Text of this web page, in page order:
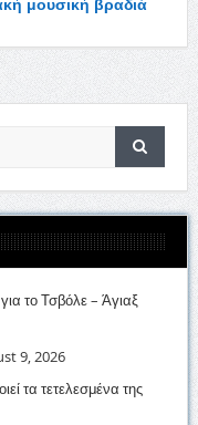
το Τσβόλε – Άγιαξ
9, 2026
τα τετελεσμένα της